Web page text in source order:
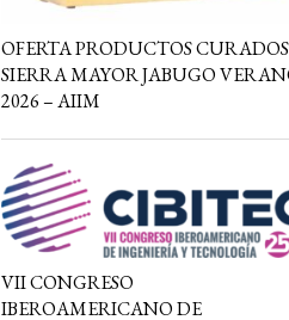
OFERTA PRODUCTOS CURADOS
SIERRA MAYOR JABUGO
2026 – AIIM
VII CONGRESO
IBEROAMERICANO DE